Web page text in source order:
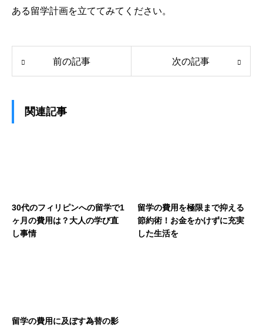
ある留学計画を立ててみてください。
前の記事 次の記事
関連記事
30代のフィリピンへの留学で1
ヶ月の費用は？大人の学び直
し事情
留学の費用を極限まで抑える
節約術！お金をかけずに充実
した生活を
留学の費用に及ぼす為替の影